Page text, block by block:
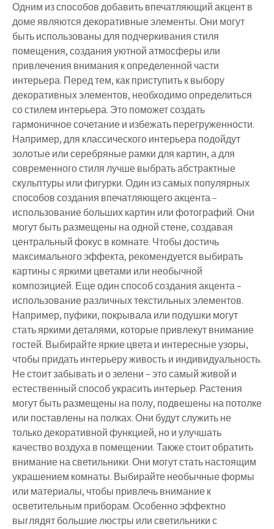
Одним из способов добавить впечатляющий акцент в
доме являются декоративные элементы. Они могут
быть использованы для подчеркивания стиля
помещения, создания уютной атмосферы или
привлечения внимания к определенной части
интерьера. Перед тем, как приступить к выбору
декоративных элементов, необходимо определиться
со стилем интерьера. Это поможет создать
гармоничное сочетание и избежать перегруженности.
Например, для классического интерьера подойдут
золотые или серебряные рамки для картин, а для
современного стиля лучше выбрать абстрактные
скульптуры или фигурки. Один из самых популярных
способов создания впечатляющего акцента –
использование больших картин или фотографий. Они
могут быть размещены на одной стене, создавая
центральный фокус в комнате. Чтобы достичь
максимального эффекта, рекомендуется выбирать
картины с яркими цветами или необычной
композицией. Еще один способ создания акцента –
использование различных текстильных элементов.
Например, пуфики, покрывала или подушки могут
стать яркими деталями, которые привлекут внимание
гостей. Выбирайте яркие цвета и интересные узоры,
чтобы придать интерьеру живость и индивидуальность.
Не стоит забывать и о зелени – это самый живой и
естественный способ украсить интерьер. Растения
могут быть размещены на полу, подвешены на потолке
или поставлены на полках. Они будут служить не
только декоративной функцией, но и улучшать
качество воздуха в помещении. Также стоит обратить
внимание на светильники. Они могут стать настоящим
украшением комнаты. Выбирайте необычные формы
или материалы, чтобы привлечь внимание к
осветительным приборам. Особенно эффектно
выглядят большие люстры или светильники с